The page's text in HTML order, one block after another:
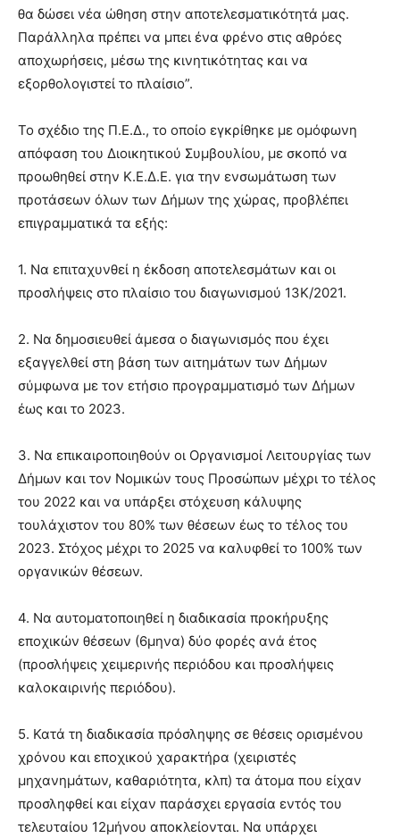
θα δώσει νέα ώθηση στην αποτελεσματικότητά μας.
Παράλληλα πρέπει να μπει ένα φρένο στις αθρόες
αποχωρήσεις, μέσω της κινητικότητας και να
εξορθολογιστεί το πλαίσιο”.
Το σχέδιο της Π.Ε.Δ., το οποίο εγκρίθηκε με ομόφωνη
απόφαση του Διοικητικού Συμβουλίου, με σκοπό να
προωθηθεί στην Κ.Ε.Δ.Ε. για την ενσωμάτωση των
προτάσεων όλων των Δήμων της χώρας, προβλέπει
επιγραμματικά τα εξής:
1. Να επιταχυνθεί η έκδοση αποτελεσμάτων και οι
προσλήψεις στο πλαίσιο του διαγωνισμού 13Κ/2021.
2. Να δημοσιευθεί άμεσα ο διαγωνισμός που έχει
εξαγγελθεί στη βάση των αιτημάτων των Δήμων
σύμφωνα με τον ετήσιο προγραμματισμό των Δήμων
έως και το 2023.
3. Να επικαιροποιηθούν οι Οργανισμοί Λειτουργίας των
Δήμων και τον Νομικών τους Προσώπων μέχρι το τέλος
του 2022 και να υπάρξει στόχευση κάλυψης
τουλάχιστον του 80% των θέσεων έως το τέλος του
2023. Στόχος μέχρι το 2025 να καλυφθεί το 100% των
οργανικών θέσεων.
4. Να αυτοματοποιηθεί η διαδικασία προκήρυξης
εποχικών θέσεων (6μηνα) δύο φορές ανά έτος
(προσλήψεις χειμερινής περιόδου και προσλήψεις
καλοκαιρινής περιόδου).
5. Κατά τη διαδικασία πρόσληψης σε θέσεις ορισμένου
χρόνου και εποχικού χαρακτήρα (χειριστές
μηχανημάτων, καθαριότητα, κλπ) τα άτομα που είχαν
προσληφθεί και είχαν παράσχει εργασία εντός του
τελευταίου 12μήνου αποκλείονται. Να υπάρχει